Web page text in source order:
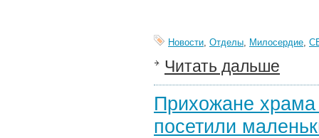
Новости, Отделы, Милосердие,
Читать дальше
Прихожане храма
посетили